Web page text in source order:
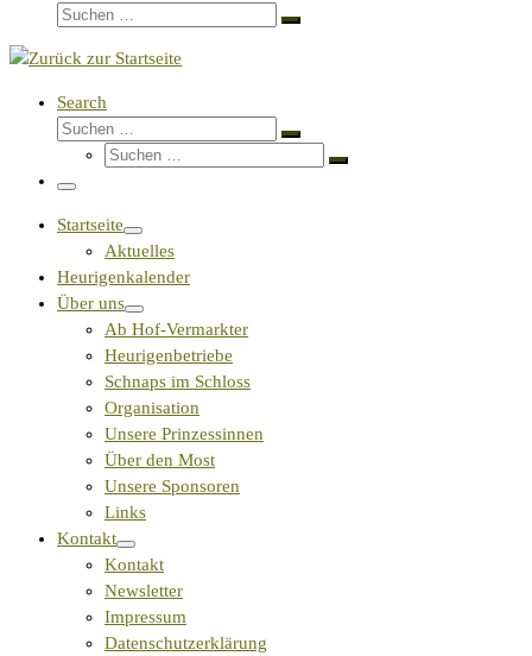
Suche
Suchen …
Search
Suche
Suchen …
Suche
Suchen …
Menü
Startseite
Aktuelles
Heurigenkalender
Über uns
Ab Hof-Vermarkter
Heurigenbetriebe
Schnaps im Schloss
Organisation
Unsere Prinzessinnen
Über den Most
Unsere Sponsoren
Links
Kontakt
Kontakt
Newsletter
Impressum
Datenschutzerklärung